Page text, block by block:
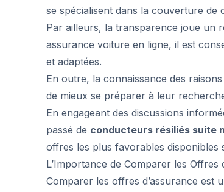
se spécialisent dans la couverture de
Par ailleurs, la transparence joue un
assurance voiture en ligne, il est
et adaptées.
En outre, la connaissance des
de mieux se préparer à leur
En engageant des discussions
passé de conducteurs résiliés suite
offres les plus favorables disponibles
L’Importance de Comparer les Offres
Comparer les offres d’assurance